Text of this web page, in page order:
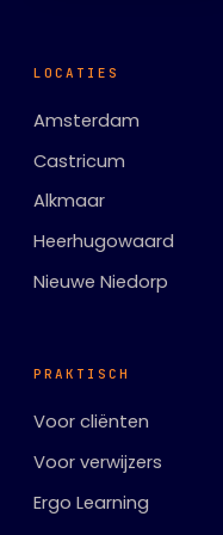
LOCATIES
Amsterdam
Castricum
Alkmaar
Heerhugowaard
Nieuwe Niedorp
PRAKTISCH
Voor cliënten
Voor verwijzers
Ergo Learning